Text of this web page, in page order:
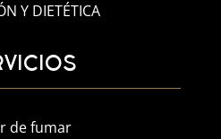
Y DIETÉTICA
de fumar